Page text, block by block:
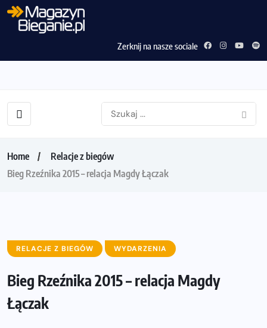
Zerknij na nasze sociale
Home
Relacje z biegów
Bieg Rzeźnika 2015 – relacja Magdy Łączak
RELACJE Z BIEGÓW WYDARZENIA
Bieg Rzeźnika 2015 – relacja Magdy
Łączak